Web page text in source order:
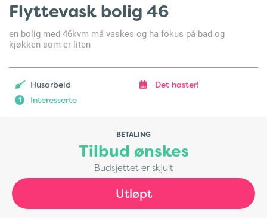
Flyttevask bolig 46
en bolig med 46kvm må vaskes og ha fokus på bad og
kjøkken som er liten
Husarbeid Det haster!
1 Interesserte
BETALING
Tilbud ønskes
Budsjettet er skjult
Utløpt